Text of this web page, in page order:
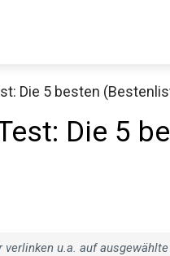
Die 5 besten
Die 5
u.a. auf ausgewählte
dir jetzt die
Jetzt